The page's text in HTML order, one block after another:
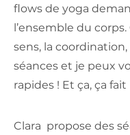
flows de yoga
l’ensemble du
sens, la coordination,
séances et je peux
rapides ! Et ça, ça fait
Clara propose des